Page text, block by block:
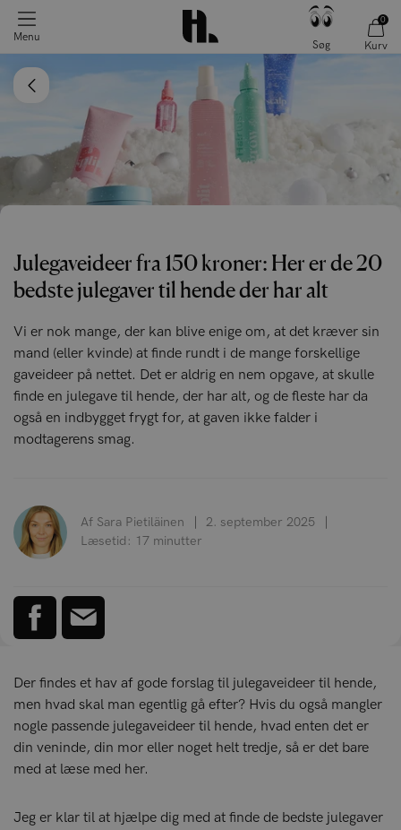
Menu
Søg
0
Kurv
Julegaveideer fra 150 kroner: Her er de 20
bedste julegaver til hende der har alt
Vi er nok mange, der kan blive enige om, at det kræver sin
mand (eller kvinde) at finde rundt i de mange forskellige
gaveideer på nettet. Det er aldrig en nem opgave, at skulle
finde en julegave til hende, der har alt, og de fleste har da
også en indbygget frygt for, at gaven ikke falder i
modtagerens smag.
Af Sara Pietiläinen
2. september 2025
Læsetid: 17 minutter
Der findes et hav af gode forslag til julegaveideer til hende,
men hvad skal man egentlig gå efter? Hvis du også mangler
nogle passende julegaveideer til hende, hvad enten det er
din veninde, din mor eller noget helt tredje, så er det bare
med at læse med her.
Jeg er klar til at hjælpe dig med at finde de bedste julegaver